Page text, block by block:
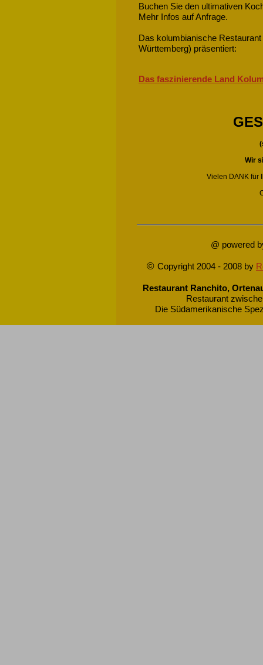
Buchen Sie den ultimativen
Mehr Infos auf Anfrage.
Das kolumbianische
Württemberg) präsentiert:
Das faszinierende Land
Wir
Vielen DANK für
@ powered
© Copyright 2004 - 2008 by
Restaurant Ranchito,
Restaurant
Die Südamerikanische